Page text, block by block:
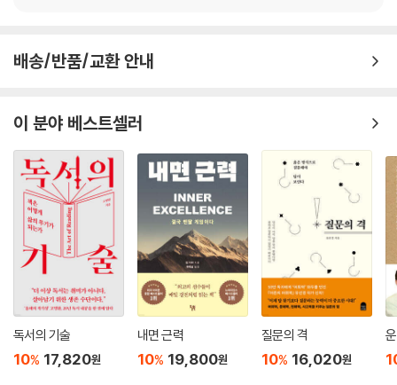
배송/반품/교환 안내
이 분야 베스트셀러
독서의 기술
10% 17,820원
내면 근력
10% 19,800원
질문의 격
10% 16,020원